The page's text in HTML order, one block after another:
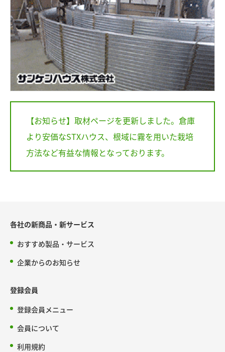
【お知らせ】取材ページを更新しました。倉庫
より安価なSTXハウス、根域に霧を用いた栽培
方法など有益な情報となっております。
各社の新商品・新サービス
おすすめ製品・サービス
企業からのお知らせ
登録会員
登録会員メニュー
会員について
利用規約